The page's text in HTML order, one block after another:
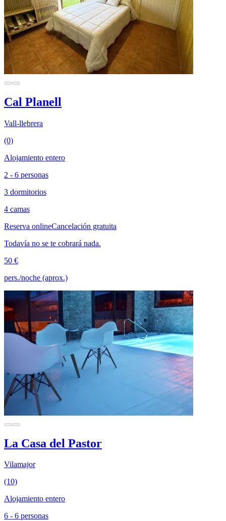
Cal Planell
Vall-llebrera
(0)
Alojamiento entero
2 - 6 personas
3 dormitorios
4 camas
Reserva onlineCancelación gratuita
Todavía no se te cobrará nada.
50 €
pers./noche (aprox.)
La Casa del Pastor
Vilamajor
(10)
Alojamiento entero
6 - 6 personas